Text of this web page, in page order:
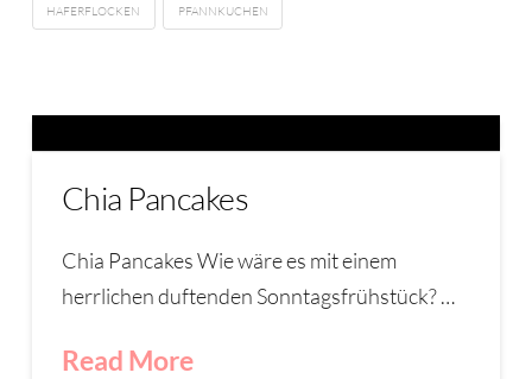
HAFERFLOCKEN PFANNKUCHEN
Chia Pancakes
Chia Pancakes Wie wäre es mit einem
herrlichen duftenden Sonntagsfrühstück? …
Read More